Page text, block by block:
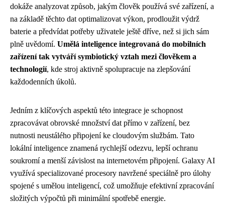
dokáže analyzovat způsob, jakým člověk používá své zařízení, a
na základě těchto dat optimalizovat výkon, prodloužit výdrž
baterie a předvídat potřeby uživatele ještě dříve, než si jich sám
plně uvědomí. Umělá inteligence integrovaná do mobilních
zařízení tak vytváří symbiotický vztah mezi člověkem a
technologií, kde stroj aktivně spolupracuje na zlepšování
každodenních úkolů.
Jedním z klíčových aspektů této integrace je schopnost
zpracovávat obrovské množství dat přímo v zařízení, bez
nutnosti neustálého připojení ke cloudovým službám. Tato
lokální inteligence znamená rychlejší odezvu, lepší ochranu
soukromí a menší závislost na internetovém připojení. Galaxy AI
využívá specializované procesory navržené speciálně pro úlohy
spojené s umělou inteligencí, což umožňuje efektivní zpracování
složitých výpočtů při minimální spotřebě energie.